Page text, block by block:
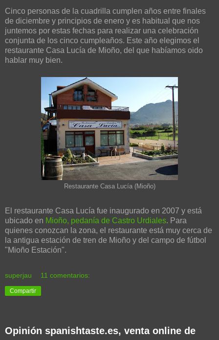
Cinco personas de la cuadrilla cumplen años entre finales
de diciembre y principios de enero y es habitual que nos
juntemos por estas fechas para realizar una celebración
conjunta de los cinco cumpleaños. Este año elegimos el
restaurante Casa Lucía de Mioño, del que habíamos oido
hablar muy bien.
Restaurante Casa Lucía (Mioño)
El restaurante Casa Lucía fue inaugurado en 2007 y está
ubicado en Mioño, pedanía de Castro Urdiales. Para
quienes conozcan la zona, el restaurante está muy cerca de
la antigua estación de tren de Mioño y del campo de fútbol
"Mioño Estación".
superjau 11 comentarios:
Compartir
Opinión spanishtaste.es, venta online de